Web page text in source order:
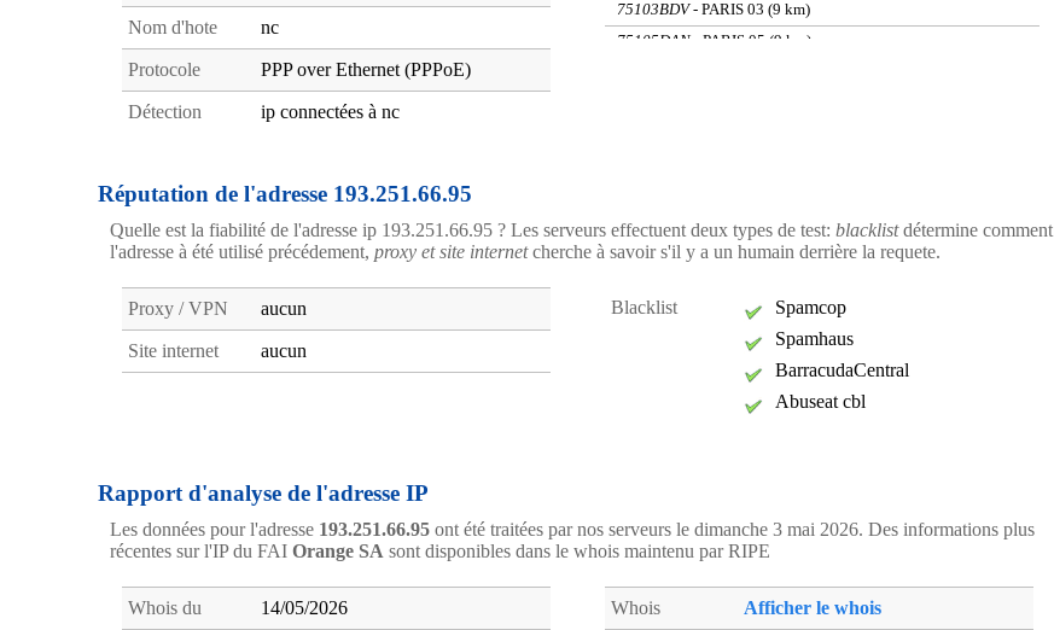
Nom d'hote nc
Protocole PPP over Ethernet (PPPoE)
Détection ip connectées à nc
75103BDV- PARIS 03 (9 km)
75105DAN - PARIS 05 (9 km)
75108BEA - PARIS 08 (6 km)
75108LAB- PARIS 08 (6 km)
- PARIS 09 (7 km)
- PARIS 10 (9 km)
- PARIS 10 (9 km)
- PARIS 11 (11 km)
75113MNA
- PARIS 13 (11 km)
75114RAS
- PARIS 14 (9 km)
Réputation de l'adresse 193.251.66.95
Quelle est la fiabilité de l'adresse ip 193.251.66.95 ? Les serveurs effectuent deux types de test: blacklistdétermine comment
l'adresse à été utilisé précédement, proxy et site internetcherche à savoir s'il y a un humain derrière la requete.
Proxy / VPN aucun
Site internet aucun
Blacklist
Spamcop
Spamhaus
BarracudaCentral
Abuseat cbl
Rapport d'analyse de l'adresse IP
Les données pour l'adresse 193.251.66.95 ont été traitées par nos serveurs le dimanche 3 mai 2026. Des informations plus
récentes sur l'IP du FAI Orange SA sont disponibles dans le whois maintenu par RIPE
Whois du 14/05/2026 Whois Afficher le whois